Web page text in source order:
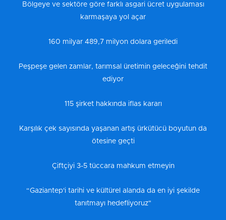
Bölgeye ve sektöre göre farklı asgari ücret uygulaması
karmaşaya yol açar
160 milyar 489,7 milyon dolara geriledi
Peşpeşe gelen zamlar, tarımsal üretimin geleceğini tehdit
ediyor
115 şirket hakkında iflas kararı
Karşılık çek sayısında yaşanan artış ürkütücü boyutun da
ötesine geçti
Çiftçiyi 3-5 tüccara mahkum etmeyin
“Gaziantep'i tarihi ve kültürel alanda da en iyi şekilde
tanıtmayı hedefliyoruz"